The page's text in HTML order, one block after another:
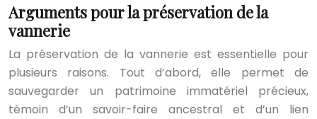
Arguments pour la préservation de la
vannerie
La préservation de la vannerie est essentielle pour
plusieurs raisons. Tout d’abord, elle permet de
sauvegarder un patrimoine immatériel précieux,
témoin d’un savoir-faire ancestral et d’un lien